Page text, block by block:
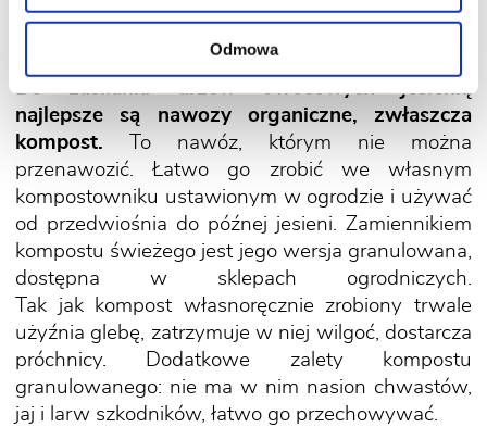
Odmowa
owocowych?
Do zasilania drzew owocowych jesienią
najlepsze są nawozy organiczne, zwłaszcza
kompost. To nawóz, którym nie można
przenawozić. Łatwo go zrobić we własnym
kompostowniku ustawionym w ogrodzie i używać
od przedwiośnia do późnej jesieni. Zamiennikiem
kompostu świeżego jest jego wersja granulowana,
dostępna w sklepach ogrodniczych.
Tak jak kompost własnoręcznie zrobiony trwale
użyźnia glebę, zatrzymuje w niej wilgoć, dostarcza
próchnicy. Dodatkowe zalety kompostu
granulowanego: nie ma w nim nasion chwastów,
jaj i larw szkodników, łatwo go przechowywać.